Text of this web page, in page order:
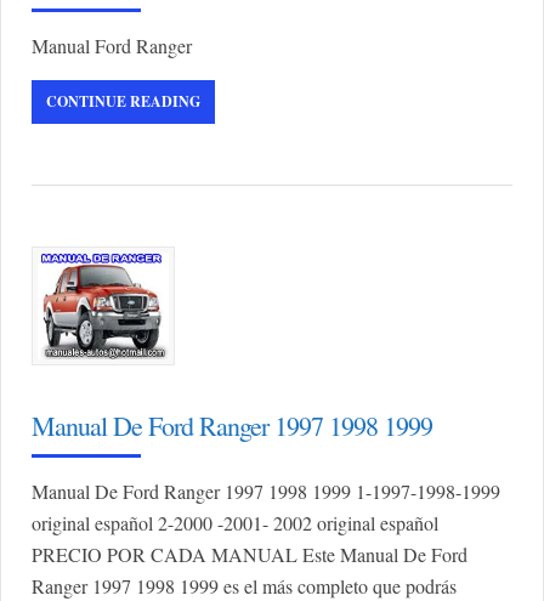
Manual Ford Ranger
CONTINUE READING
Manual De Ford Ranger 1997 1998 1999
Manual De Ford Ranger 1997 1998 1999 1-1997-1998-1999
original español 2-2000 -2001- 2002 original español
PRECIO POR CADA MANUAL Este Manual De Ford
Ranger 1997 1998 1999 es el más completo que podrás